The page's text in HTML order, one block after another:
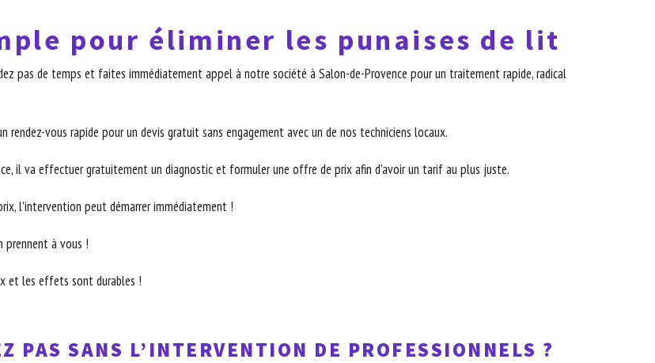
pour éliminer les punaises de lit
pas de temps et faites immédiatement appel à notre société à Salon-de-Provence pour un traitement rapide, radical
vous rapide pour un devis gratuit sans engagement avec un de nos techniciens locaux.
il va effectuer gratuitement un diagnostic et formuler une offre de prix afin d'avoir un tarif au plus juste.
l’intervention peut démarrer immédiatement !
prennent à vous !
et les effets sont durables !
PAS SANS L’INTERVENTION DE PROFESSIONNELS ?